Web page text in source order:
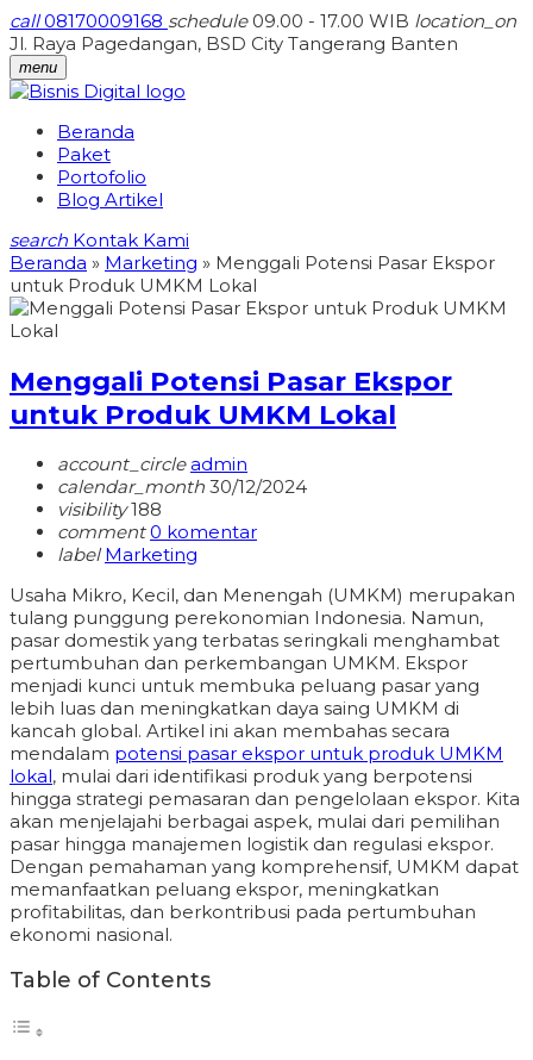
call08170009168 schedule09.00 - 17.00 WIB location_on
Jl. Raya Pagedangan, BSD City Tangerang Banten
menu
Beranda
Paket
Portofolio
Blog Artikel
search Kontak Kami
Beranda » Marketing » Menggali Potensi Pasar Ekspor
untuk Produk UMKM Lokal
Menggali Potensi Pasar Ekspor
untuk Produk UMKM Lokal
account_circle admin
calendar_month 30/12/2024
visibility188
comment 0 komentar
label Marketing
Usaha Mikro, Kecil, dan Menengah (UMKM) merupakan
tulang punggung perekonomian Indonesia. Namun,
pasar domestik yang terbatas seringkali menghambat
pertumbuhan dan perkembangan UMKM. Ekspor
menjadi kunci untuk membuka peluang pasar yang
lebih luas dan meningkatkan daya saing UMKM di
kancah global. Artikel ini akan membahas secara
mendalam potensi pasar ekspor untuk produk UMKM
lokal, mulai dari identifikasi produk yang berpotensi
hingga strategi pemasaran dan pengelolaan ekspor. Kita
akan menjelajahi berbagai aspek, mulai dari pemilihan
pasar hingga manajemen logistik dan regulasi ekspor.
Dengan pemahaman yang komprehensif, UMKM dapat
memanfaatkan peluang ekspor, meningkatkan
profitabilitas, dan berkontribusi pada pertumbuhan
ekonomi nasional.
Table of Contents